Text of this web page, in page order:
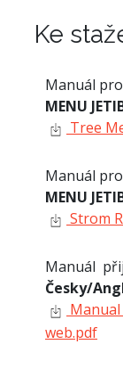
Ke
Manuál
MENU
Tree
Manuál
MENU
Strom
Manuál
Česky/
Manual
web.pdf